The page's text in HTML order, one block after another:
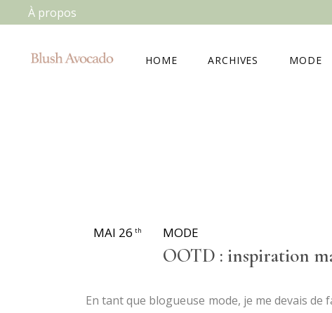
À propos
HOME ARCHIVES MODE
MAI 26 th MODE
OOTD : inspiration
En tant que blogueuse mode, je me devais de